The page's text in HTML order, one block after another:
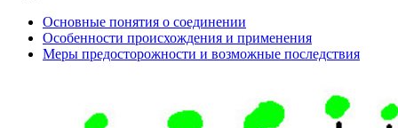
Основные понятия о соединении
Особенности происхождения и применения
Меры предосторожности и возможные последствия